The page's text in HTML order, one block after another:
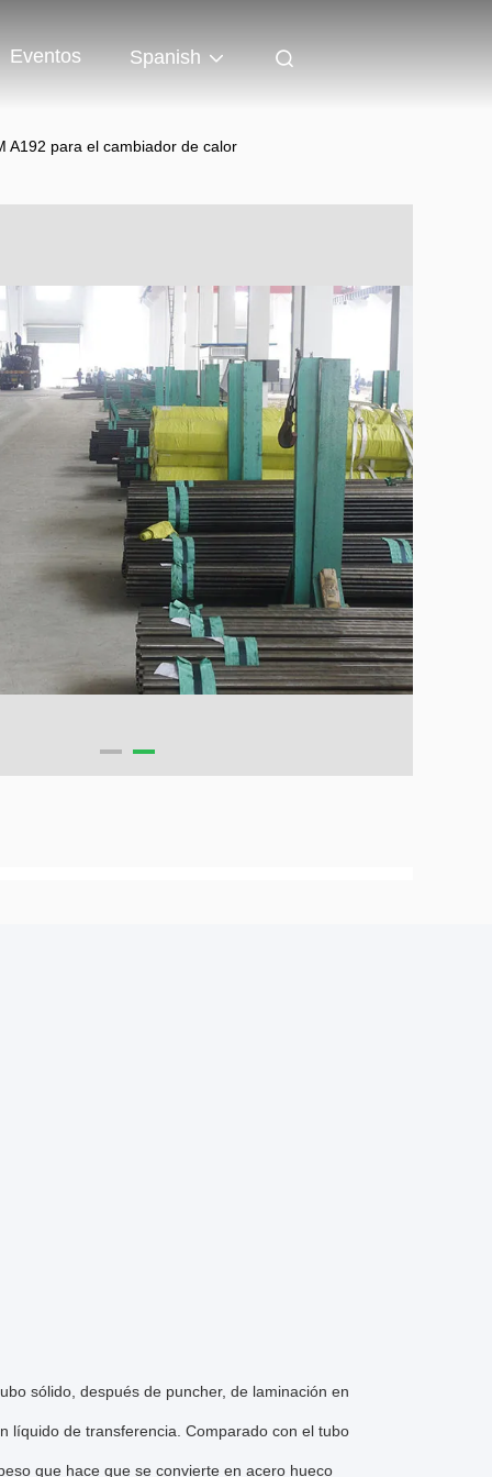
Eventos Spanish
A192 para el cambiador de calor
sólido, después de puncher, de laminación en
líquido de transferencia. Comparado con el tubo
que hace que se convierte en acero hueco